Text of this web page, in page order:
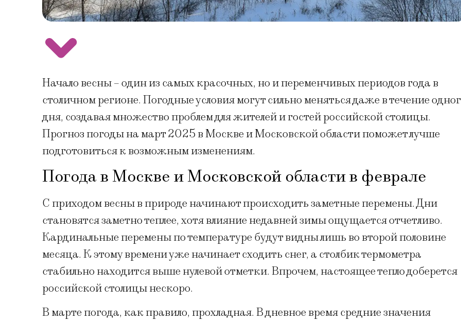
Начало весны – один из самых красочных, но и переменчивых периодов года в
столичном регионе. Погодные условия могут сильно меняться даже в течение
дня, создавая множество проблем для жителей и гостей российской столицы.
Прогноз погоды на март 2025 в Москве и Московской области поможет лучше
подготовиться к возможным изменениям.
Погода в Москве и Московской области в феврале
С приходом весны в природе начинают происходить заметные перемены. Дни
становятся заметно теплее, хотя влияние недавней зимы ощущается отчетливо.
Кардинальные перемены по температуре будут видны лишь во второй половине
месяца. К этому времени уже начинает сходить снег, а столбик термометра
стабильно находится выше нулевой отметки. Впрочем, настоящее тепло доберется
российской столицы нескоро.
В марте погода, как правило, прохладная. В дневное время средние значения